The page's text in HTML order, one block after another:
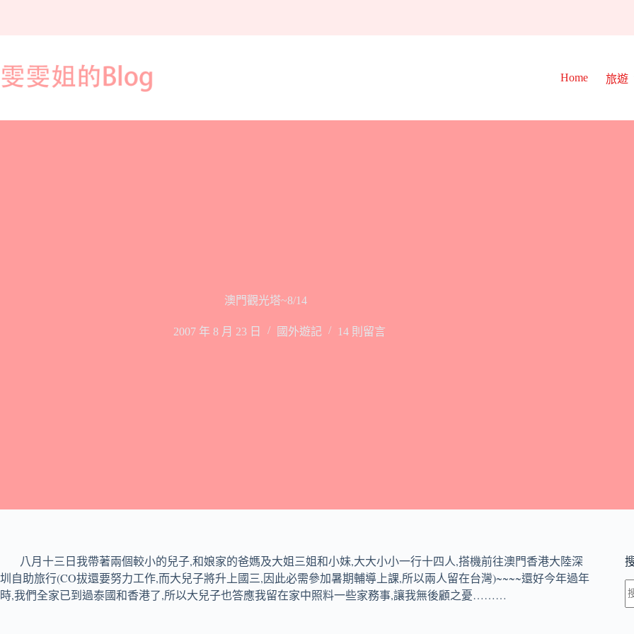
內
Home 旅遊
澳門觀光塔~8/14
2007 年 8 月 23 日 國外遊記 14 則留言
八月十三日我帶著兩個較小的兒子,和娘家的爸媽及大姐三姐和小妹,大大小小一行十四人,搭機前往澳門香港大陸深
圳自助旅行(CO拔還要努力工作,而大兒子將升上國三, 因此必需參加暑期輔導上課,所以兩人留在台灣)~~~~還好今年過年
時,我們全家已到過泰國和香港了,所以大兒子也答應我留在家中照料一些家務事,讓我無後顧之憂………